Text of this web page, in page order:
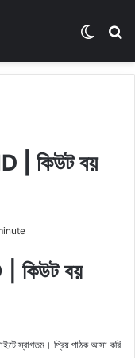
কিউট বয়
বয়
স্বাগতম। প্রিয় পাঠক আসা করি